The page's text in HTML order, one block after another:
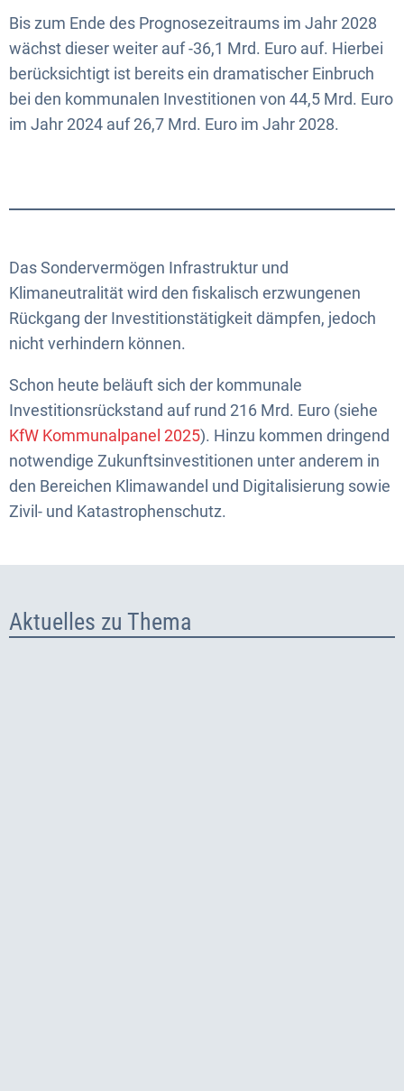
Bis zum Ende des Prognosezeitraums im Jahr 2028
wächst dieser weiter auf -36,1 Mrd. Euro auf. Hierbei
berücksichtigt ist bereits ein dramatischer Einbruch
bei den kommunalen Investitionen von 44,5 Mrd. Euro
im Jahr 2024 auf 26,7 Mrd. Euro im Jahr 2028.
Das Sondervermögen Infrastruktur und
Klimaneutralität wird den fiskalisch erzwungenen
Rückgang der Investitionstätigkeit dämpfen, jedoch
nicht verhindern können.
Schon heute beläuft sich der kommunale
Investitionsrückstand auf rund 216 Mrd. Euro (siehe
KfW Kommunalpanel 2025). Hinzu kommen dringend
notwendige Zukunftsinvestitionen unter anderem in
den Bereichen Klimawandel und Digitalisierung sowie
Zivil- und Katastrophenschutz.
Aktuelles zu Thema